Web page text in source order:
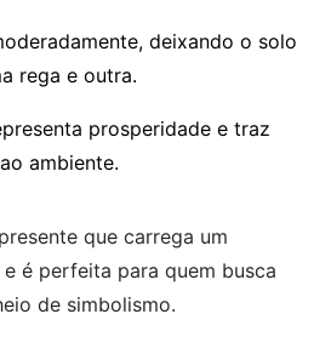
deixando o solo
rega e outra.
prosperidade e traz
ambiente.
que carrega um
é perfeita para quem busca
de simbolismo.